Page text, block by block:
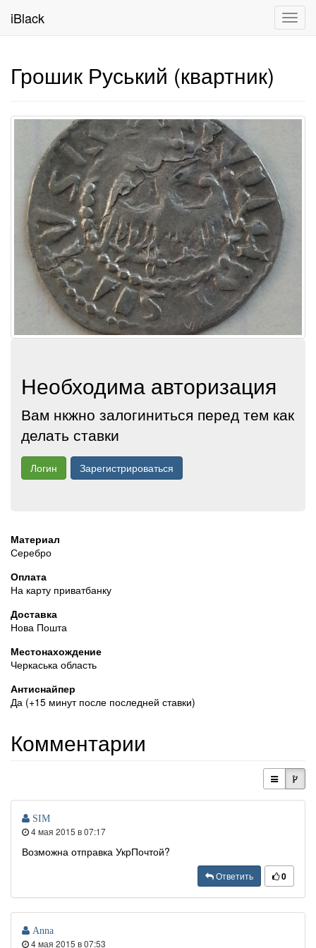
iBlack
Грошик Руський (квартник)
Необходима авторизация
Вам нкжно залогиниться перед тем как
делать ставки
Логин Зарегистрироваться
Материал
Серебро
Оплата
На карту приватбанку
Доставка
Нова Пошта
Местонахождение
Черкаська область
Антиснайпер
Да (+15 минут после последней ставки)
Комментарии
SIM
4 мая 2015 в 07:17
Возможна отправка УкрПочтой?
Ответить 0
Anna
4 мая 2015 в 07:53